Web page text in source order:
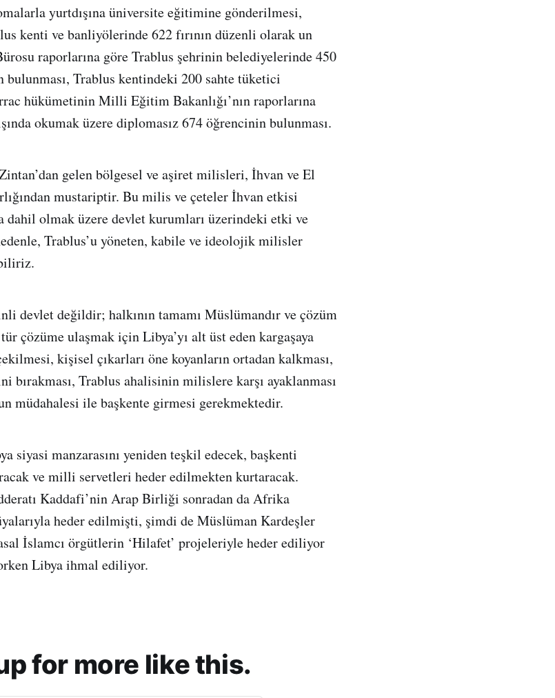
yurtdışına üniversite eğitimine gönderilmesi,
kenti ve banliyölerinde 622 fırının düzenli olarak un
raporlarına göre Trablus şehrinin belediyelerinde 450
bulunması, Trablus kentindeki 200 sahte tüketici
hükümetinin Milli Eğitim Bakanlığı’nın raporlarına
okumak üzere diplomasız 674 öğrencinin bulunması.
gelen bölgesel ve aşiret milisleri, İhvan ve El
mustariptir. Bu milis ve çeteler İhvan etkisi
dahil olmak üzere devlet kurumları üzerindeki etki ve
Trablus’u yöneten, kabile ve ideolojik milisler
devlet değildir; halkının tamamı Müslümandır ve çözüm
çözüme ulaşmak için Libya’yı alt üst eden kargaşaya
kişisel çıkarları öne koyanların ortadan kalkması,
bırakması, Trablus ahalisinin milislere karşı ayaklanması
müdahalesi ile başkente girmesi gerekmektedir.
siyasi manzarasını yeniden teşkil edecek, başkenti
ve milli servetleri heder edilmekten kurtaracak.
Kaddafi’nin Arap Birliği sonradan da Afrika
heder edilmişti, şimdi de Müslüman Kardeşler
İslamcı örgütlerin ‘Hilafet’ projeleriyle heder ediliyor
Libya ihmal ediliyor.
for more like this.